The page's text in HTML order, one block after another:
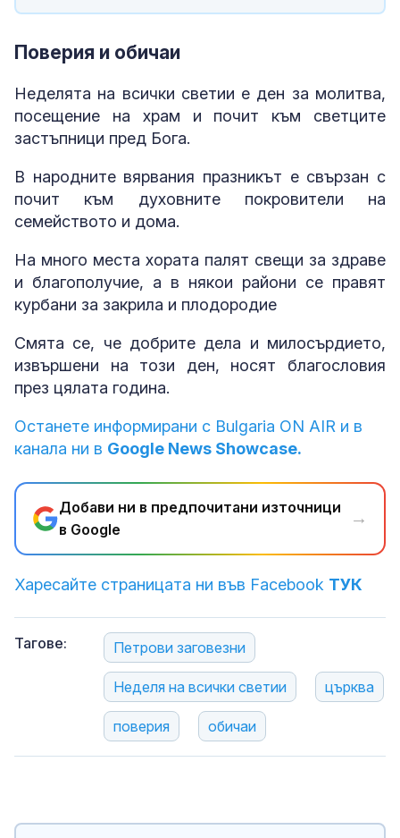
Поверия и обичаи
Неделята на всички светии е ден за молитва,
посещение на храм и почит към светците
застъпници пред Бога.
В народните вярвания празникът е свързан с
почит към духовните покровители на
семейството и дома.
На много места хората палят свещи за здраве
и благополучие, а в някои райони се правят
курбани за закрила и плодородие
Смята се, че добрите дела и милосърдието,
извършени на този ден, носят благословия
през цялата година.
Останете информирани с Bulgaria ON AIR и в
канала ни в Google News Showcase.
Добави ни в предпочитани източници
в Google
→
Харесайте страницата ни във Facebook ТУК
Тагове: Петрови заговезни
Неделя на всички светии църква
поверия обичаи